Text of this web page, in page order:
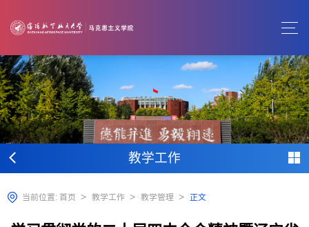
教学工作
当前位置: 首页 > 教学工作 > 教学管理 > 正文